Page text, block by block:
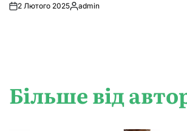
2 Лютого 2025Опубліковано
admin
Більше від